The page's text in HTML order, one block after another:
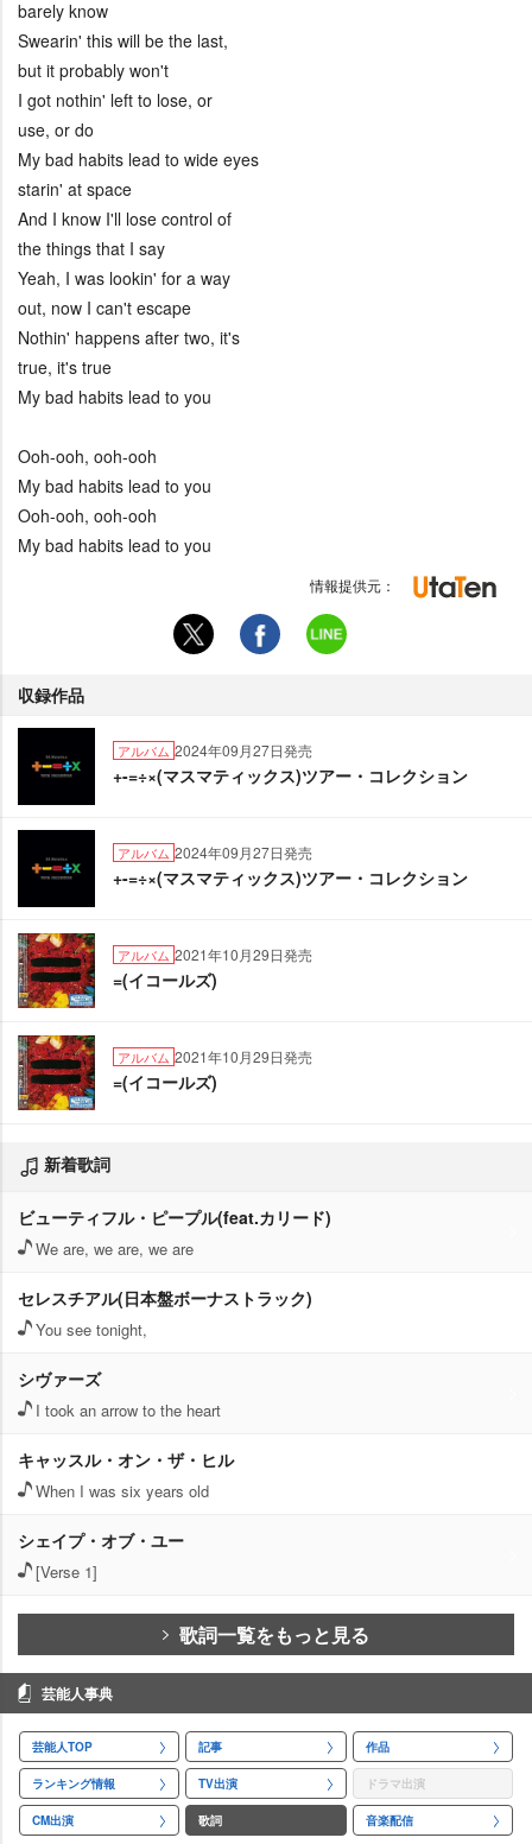
barely know
Swearin' this will be the last,
but it probably won't
I got nothin' left to lose, or
use, or do
My bad habits lead to wide eyes
starin' at space
And I know I'll lose control of
the things that I say
Yeah, I was lookin' for a way
out, now I can't escape
Nothin' happens after two, it's
true, it's true
My bad habits lead to you
Ooh-ooh, ooh-ooh
My bad habits lead to you
Ooh-ooh, ooh-ooh
My bad habits lead to you
情報提供元：
収録作品
アルバム 2024年09月27日発売
+-=÷×(マスマティックス)ツアー・コレクション
アルバム 2024年09月27日発売
+-=÷×(マスマティックス)ツアー・コレクション
アルバム 2021年10月29日発売
=(イコールズ)
アルバム 2021年10月29日発売
=(イコールズ)
新着歌詞
ビューティフル・ピープル(feat.カリード)
We are, we are, we are
セレスチアル(日本盤ボーナストラック)
You see tonight,
シヴァーズ
I took an arrow to the heart
キャッスル・オン・ザ・ヒル
When I was six years old
シェイプ・オブ・ユー
[Verse 1]
歌詞一覧をもっと見る
芸能人事典
芸能人TOP 記事 作品
ランキング情報 TV出演 ドラマ出演
CM出演 歌詞 音楽配信